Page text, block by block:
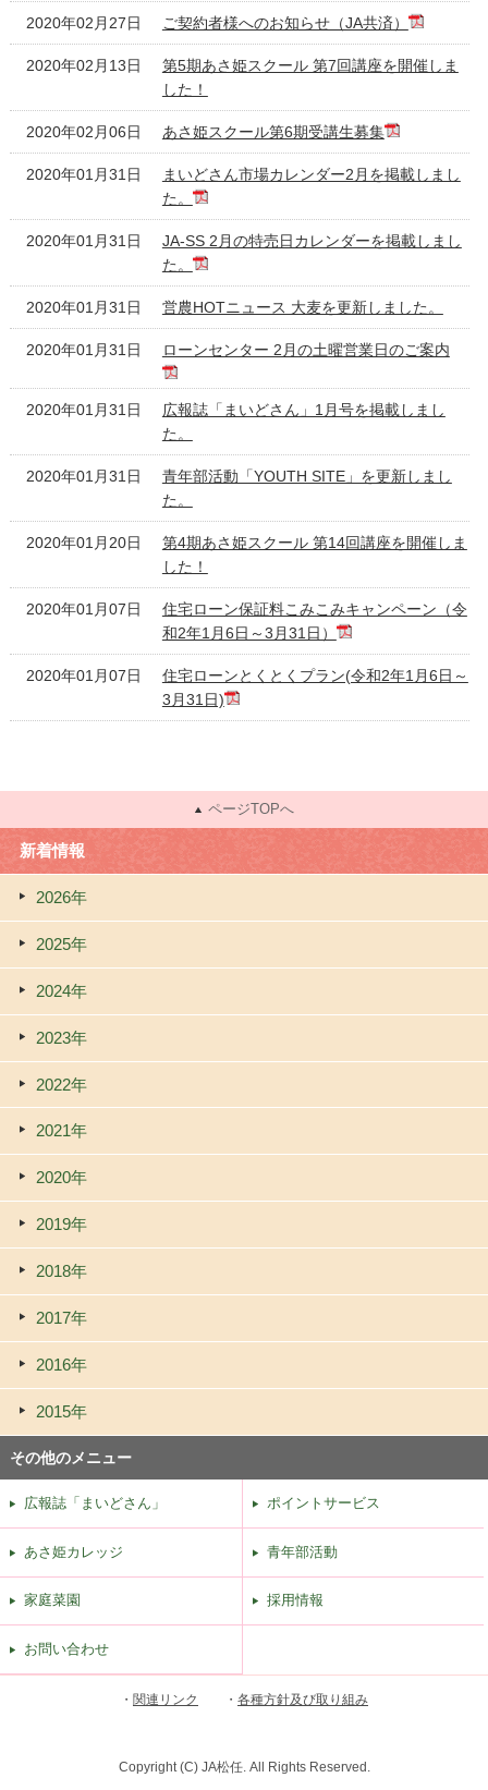
2020年02月27日 ご契約者様へのお知らせ（JA共済）
2020年02月13日
第5期あさ姫スクール 第7回講座を開催しま
した！
2020年02月06日 あさ姫スクール第6期受講生募集
2020年01月31日
まいどさん市場カレンダー2月を掲載しまし
た。
2020年01月31日
JA-SS 2月の特売日カレンダーを掲載しまし
た。
2020年01月31日 営農HOTニュース 大麦を更新しました。
2020年01月31日 ローンセンター 2月の土曜営業日のご案内
2020年01月31日
広報誌「まいどさん」1月号を掲載しまし
た。
2020年01月31日
青年部活動「YOUTH SITE」を更新しまし
た。
2020年01月20日
第4期あさ姫スクール 第14回講座を開催しま
した！
2020年01月07日
住宅ローン保証料こみこみキャンペーン（令
和2年1月6日～3月31日）
2020年01月07日
住宅ローンとくとくプラン(令和2年1月6日～
3月31日)
ページTOPへ
新着情報
2026年
2025年
2024年
2023年
2022年
2021年
2020年
2019年
2018年
2017年
2016年
2015年
その他のメニュー
広報誌「まいどさん」 ポイントサービス
あさ姫カレッジ 青年部活動
家庭菜園 採用情報
お問い合わせ
・ 関連リンク ・ 各種方針及び取り組み
Copyright (C) JA松任. All Rights Reserved.